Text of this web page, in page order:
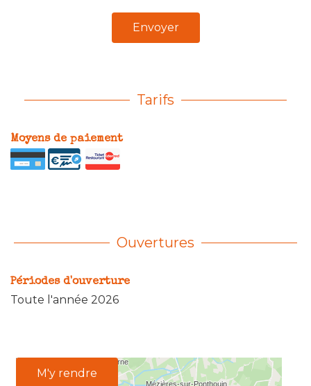
Envoyer
Tarifs
Moyens de paiement
Ouvertures
Périodes d'ouverture
Toute l'année 2026
M'y rendre